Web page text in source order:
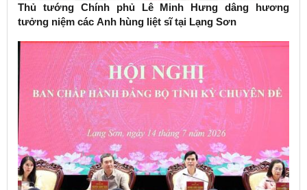
Thủ tướng Chính phủ Lê Minh Hưng dâng hương
tưởng niệm các Anh hùng liệt sĩ tại Lạng Sơn